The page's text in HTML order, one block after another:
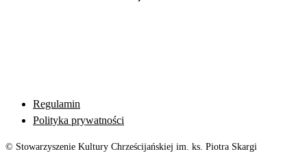
Regulamin
Polityka prywatności
© Stowarzyszenie Kultury Chrześcijańskiej im. ks. Piotra Skargi